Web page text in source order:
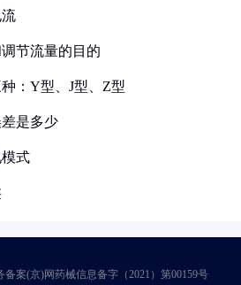
节流量的目的
：Y型、J型、Z型
是多少
式
案(京)网药械信息备字（2021）第00159号